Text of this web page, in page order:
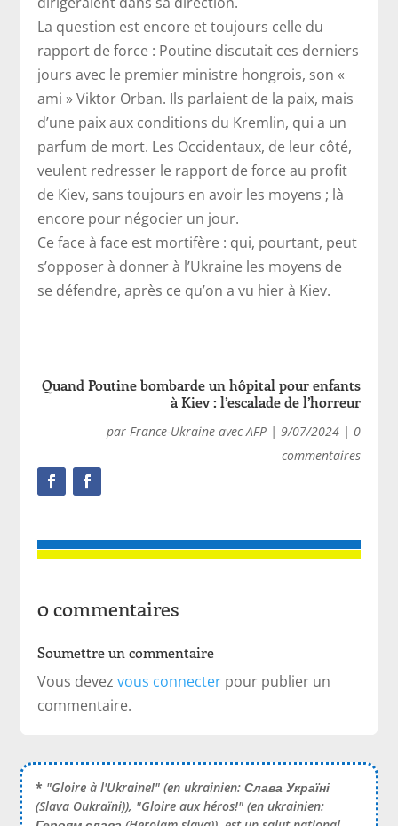
La question est encore et toujours celle du
rapport de force : Poutine discutait ces derniers
jours avec le premier ministre hongrois, son «
ami » Viktor Orban. Ils parlaient de la paix, mais
d’une paix aux conditions du Kremlin, qui a un
parfum de mort. Les Occidentaux, de leur côté,
veulent redresser le rapport de force au profit
de Kiev, sans toujours en avoir les moyens ; là
encore pour négocier un jour.
Ce face à face est mortifère : qui, pourtant, peut
s’opposer à donner à l’Ukraine les moyens de
se défendre, après ce qu’on a vu hier à Kiev.
Quand Poutine bombarde un hôpital pour enfants
à Kiev : l’escalade de l’horreur
par France-Ukraine avec AFP| 9/07/2024| 0
commentaires
0 commentaires
Soumettre un commentaire
Vous devezvous connecter pour publier un
commentaire.
* "Gloire à l'Ukraine!" (en ukrainien:Слава Україні
(Slava Oukraïni)), "Gloire aux héros!" (en ukrainien: